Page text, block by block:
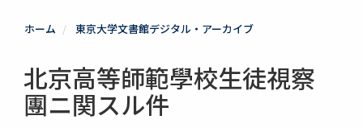
ホーム 東京大学文書館デジタル・アーカイブ
北京高等師範學校生徒視察
團ニ関スル件